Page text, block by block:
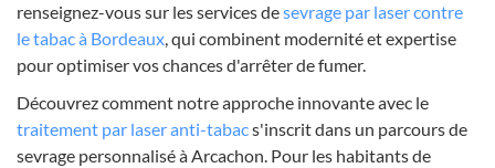
renseignez-vous sur les services desevrage par laser contre
le tabac à Bordeaux, qui combinent modernité et expertise
pour optimiser vos chances d'arrêter de fumer.
Découvrez comment notre approche innovante avec le
traitement par laser anti-tabacs'inscrit dans un parcours de
sevrage personnalisé à Arcachon. Pour les habitants de